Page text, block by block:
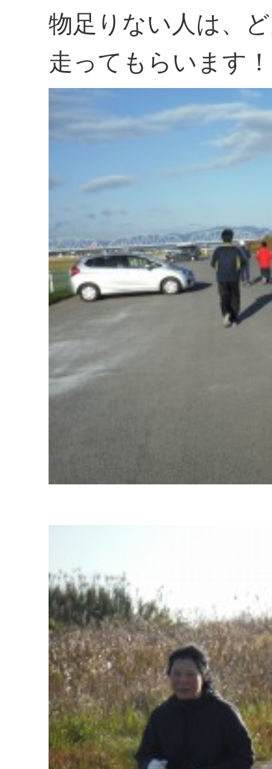
物足りない人は、
走ってもらいます！